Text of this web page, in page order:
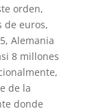
orden,
de euros,
Alemania
8 millones
de la
donde